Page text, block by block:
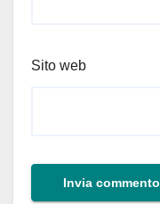
Sito web